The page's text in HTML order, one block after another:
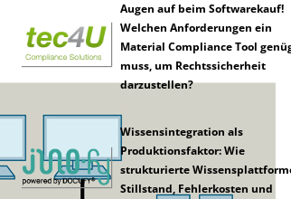
Augen auf beim Softwarekauf!
Welchen Anforderungen ein
Material Compliance Tool
muss, um Rechtssicherheit
darzustellen?
Wissensintegration als
Produktionsfaktor: Wie
strukturierte
Stillstand, Fehlerkosten und